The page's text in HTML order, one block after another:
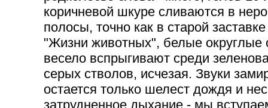
коричневой шкуре сливаются в
полосы, точно как в старой заставке
"Жизни животных", белые округлые
весело вспрыгивают среди
серых стволов, исчезая. Звуки
остается только шелест дождя и
затрудненное дыхание - мы